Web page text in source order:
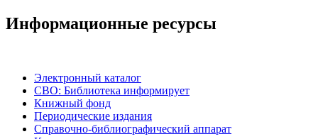
Информационные ресурсы
Электронный каталог
СВО: Библиотека информирует
Книжный фонд
Периодические издания
Справочно-библиографический аппарат